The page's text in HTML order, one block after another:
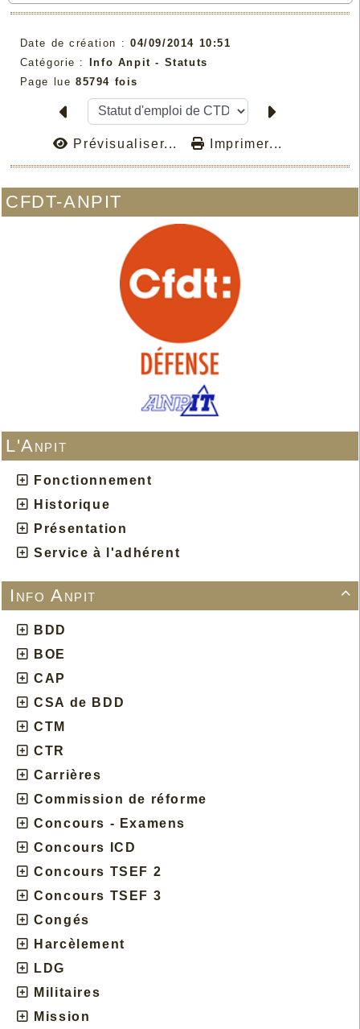
CFDT-ANPIT
L'Anpit
Fonctionnement
Historique
Présentation
Service à l'adhérent

Info Anpit
BDD
BOE
CAP
CSA de BDD
CTM
CTR
Carrières
Commission de réforme
Concours - Examens
Concours ICD
Concours TSEF 2
Concours TSEF 3
Congés
Harcèlement
LDG
Militaires
Mission
Date de création : 04/09/2014 10:51
Catégorie : Info Anpit - Statuts
Page lue 85794 fois
Prévisualiser... Imprimer...